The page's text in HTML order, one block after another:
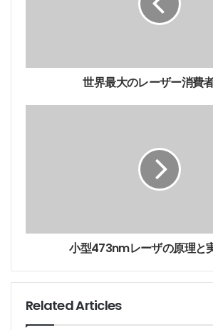
リコン、セラミック、ガラスなどの脆
細加工にも長所があります。
Tags
d
世界最大のレーザー消費
小型473nmレーザの原理と
Related Articles